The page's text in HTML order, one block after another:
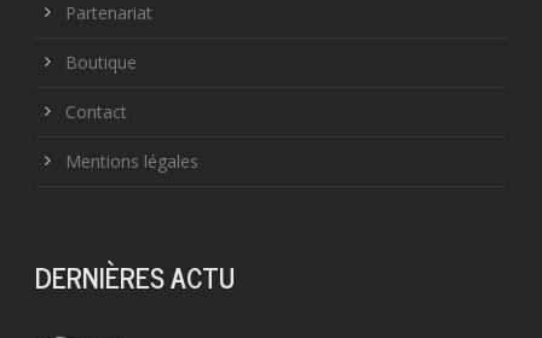
Partenariat
Boutique
Contact
Mentions légales
DERNIÈRES ACTU